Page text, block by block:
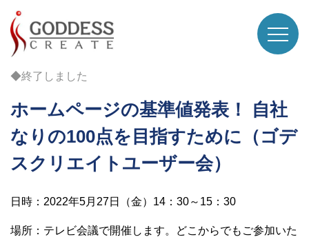
◆終了しました
ホームページの基準値発表！ 自社
なりの100点を目指すために（ゴデ
スクリエイトユーザー会）
日時：2022年5月27日（金）14：30～15：30
場所：テレビ会議で開催します。どこからでもご参加いた